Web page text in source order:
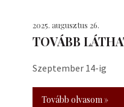
2025. augusztus 26.
TOVÁBB
Szeptember 14-ig
Tovább olvasom »